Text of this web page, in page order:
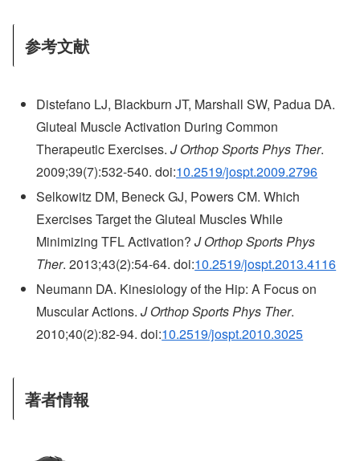
参考文献
Distefano LJ, Blackburn JT, Marshall SW, Padua DA.
Gluteal Muscle Activation During Common
Therapeutic Exercises.J Orthop Sports Phys Ther.
2009;39(7):532-540. doi:10.2519/jospt.2009.2796
Selkowitz DM, Beneck GJ, Powers CM. Which
Exercises Target the Gluteal Muscles While
Minimizing TFL Activation?J Orthop Sports Phys
Ther. 2013;43(2):54-64. doi:10.2519/jospt.2013.4116
Neumann DA. Kinesiology of the Hip: A Focus on
Muscular Actions.J Orthop Sports Phys Ther.
2010;40(2):82-94. doi:10.2519/jospt.2010.3025
著者情報